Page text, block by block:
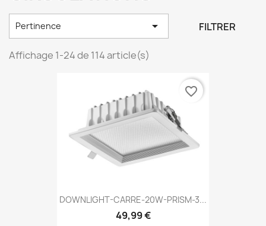
Pertinence  FILTRER
Affichage 1-24 de 114 article(s)
DOWNLIGHT-CARRE-20W-PRISM-3...
49,99 €
favorite_border